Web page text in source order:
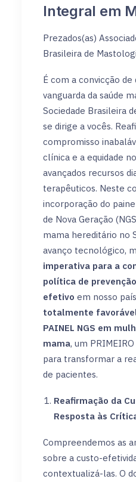
Integral em
Prezados(as)
Brasileira de
É com a convicção de
vanguarda da saúde
Sociedade Brasileira
se dirige a vocês.
compromisso
clínica e a equidade
avançados recursos
terapêuticos. Neste
incorporação do
de Nova Geração
mama hereditário no
avanço tecnológico,
imperativa para a
política de
efetivo em nosso
totalmente
PAINEL NGS em
mama, um
para transformar a
de pacientes.
Reafirmação da
Resposta às
Compreendemos as
sobre a custo-
contextualizá-las. O